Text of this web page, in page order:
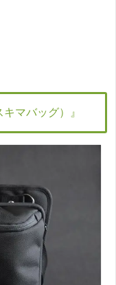
マバッグ）』